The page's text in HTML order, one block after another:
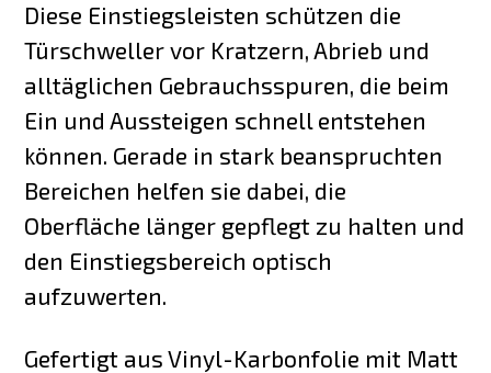
Diese Einstiegsleisten schützen die
Türschweller vor Kratzern, Abrieb und
alltäglichen Gebrauchsspuren, die beim
Ein und Aussteigen schnell entstehen
können. Gerade in stark beanspruchten
Bereichen helfen sie dabei, die
Oberfläche länger gepflegt zu halten und
den Einstiegsbereich optisch
aufzuwerten.
Gefertigt aus Vinyl-Karbonfolie mit Matt